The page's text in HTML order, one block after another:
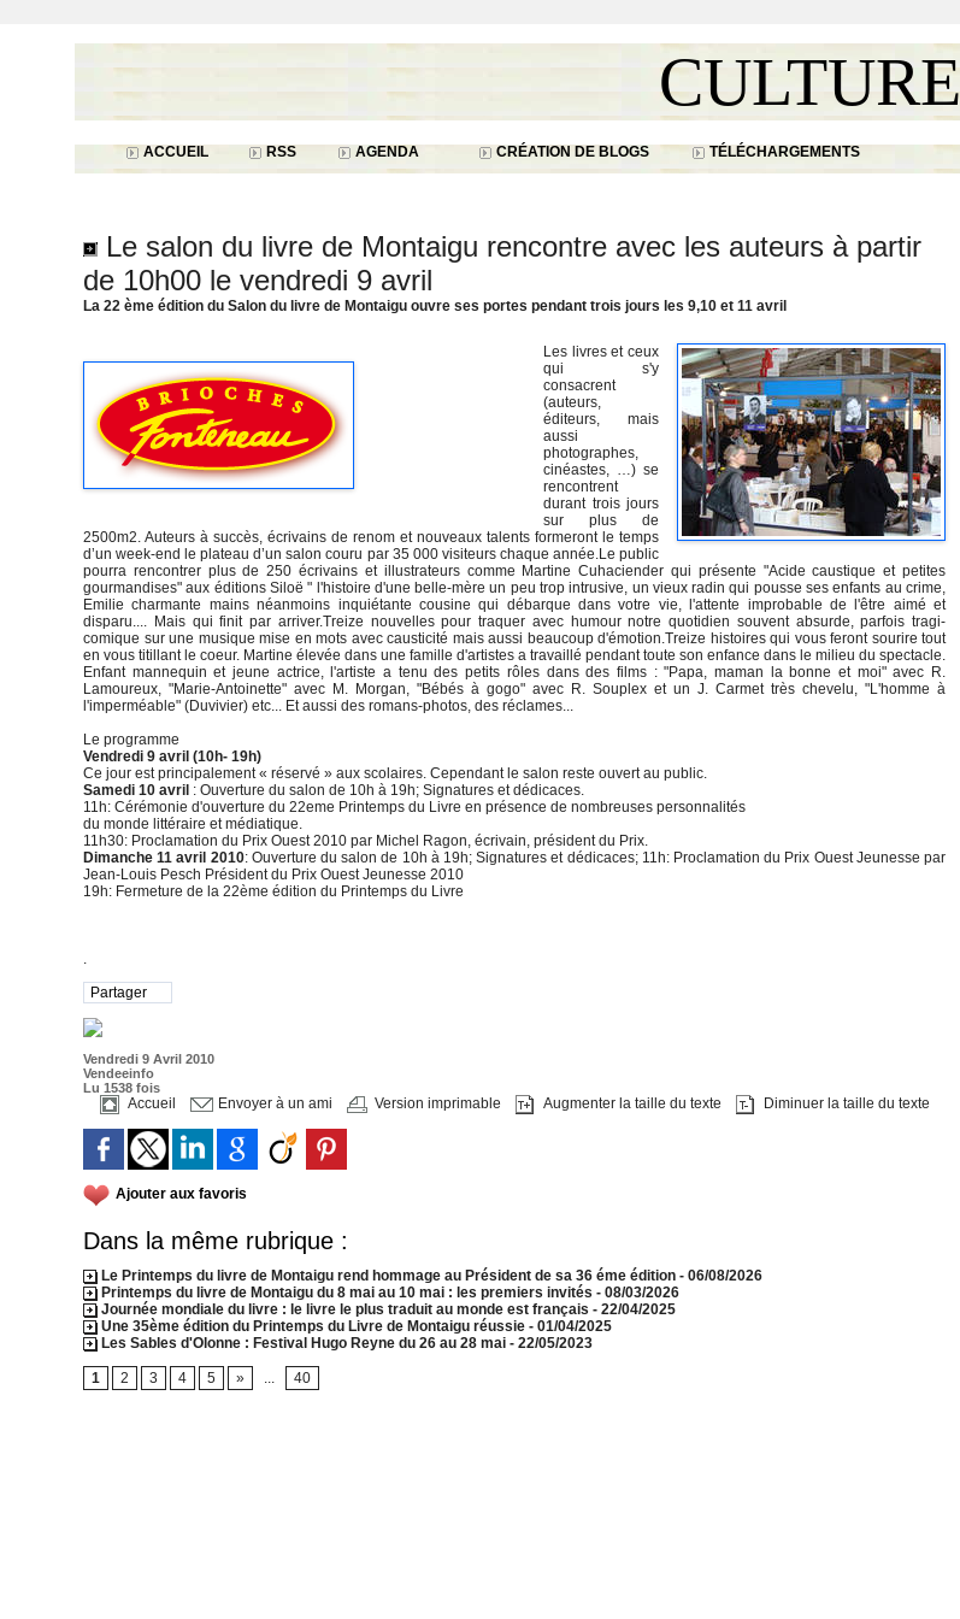
CULTURE
ACCUEIL RSS AGENDA CRÉATION DE BLOGS TÉLÉCHARGEMENTS
Le salon du livre de Montaigu rencontre avec les auteurs à partir
de 10h00 le vendredi 9 avril
La 22 ème édition du Salon du livre de Montaigu ouvre ses portes pendant trois jours les 9,10 et 11 avril
Les livres et ceux
qui s'y
consacrent
(auteurs,
éditeurs, mais
aussi
photographes,
cinéastes, …) se
rencontrent
durant trois jours
sur plus de
2500m2. Auteurs à succès, écrivains de renom et nouveaux talents formeront le temps
d’un week-end le plateau d’un salon couru par 35 000 visiteurs chaque année.Le public
pourra rencontrer plus de 250 écrivains et illustrateurs comme Martine Cuhaciender qui présente "Acide caustique et petites
gourmandises" aux éditions Siloë " l'histoire d'une belle-mère un peu trop intrusive, un vieux radin qui pousse ses enfants au crime,
Emilie charmante mains néanmoins inquiétante cousine qui débarque dans votre vie, l'attente improbable de l'être aimé et
disparu.... Mais qui finit par arriver.Treize nouvelles pour traquer avec humour notre quotidien souvent absurde, parfois tragi-
comique sur une musique mise en mots avec causticité mais aussi beaucoup d'émotion.Treize histoires qui vous feront sourire tout
en vous titillant le coeur. Martine élevée dans une famille d'artistes a travaillé pendant toute son enfance dans le milieu du spectacle.
Enfant mannequin et jeune actrice, l'artiste a tenu des petits rôles dans des films : "Papa, maman la bonne et moi" avec R.
Lamoureux, "Marie-Antoinette" avec M. Morgan, "Bébés à gogo" avec R. Souplex et un J. Carmet très chevelu, "L'homme à
l'imperméable" (Duvivier) etc... Et aussi des romans-photos, des réclames...
Le programme
Vendredi 9 avril (10h- 19h)
Ce jour est principalement « réservé » aux scolaires. Cependant le salon reste ouvert au public.
Samedi 10 avril : Ouverture du salon de 10h à 19h; Signatures et dédicaces.
11h: Cérémonie d'ouverture du 22eme Printemps du Livre en présence de nombreuses personnalités
du monde littéraire et médiatique.
11h30: Proclamation du Prix Ouest 2010 par Michel Ragon, écrivain, président du Prix.
Dimanche 11 avril 2010: Ouverture du salon de 10h à 19h; Signatures et dédicaces; 11h: Proclamation du Prix Ouest Jeunesse par
Jean-Louis Pesch Président du Prix Ouest Jeunesse 2010
19h: Fermeture de la 22ème édition du Printemps du Livre
.
Partager
Vendredi 9 Avril 2010
Vendeeinfo
Lu 1538 fois
Accueil Envoyer à un ami Version imprimable Augmenter la taille du texte Diminuer la taille du texte
Ajouter aux favoris
Dans la même rubrique :
Le Printemps du livre de Montaigu rend hommage au Président de sa 36 éme édition - 06/08/2026
Printemps du livre de Montaigu du 8 mai au 10 mai : les premiers invités - 08/03/2026
Journée mondiale du livre : le livre le plus traduit au monde est français - 22/04/2025
Une 35ème édition du Printemps du Livre de Montaigu réussie - 01/04/2025
Les Sables d'Olonne : Festival Hugo Reyne du 26 au 28 mai - 22/05/2023
1 2 3 4 5 » ... 40